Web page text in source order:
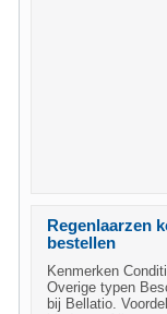
Regenlaarzen
bestellen
Kenmerken
Overige typen
bij Bellatio.